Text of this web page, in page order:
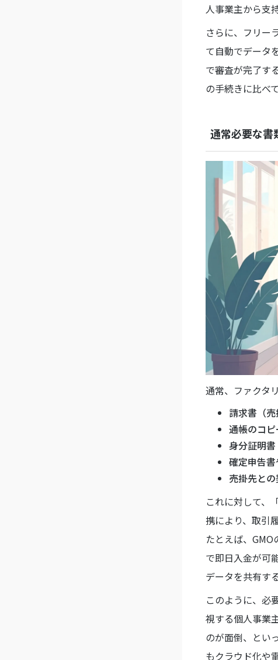
人事業主から支
さらに、フリー
て自動でデータ
で審査が完了す
の手続きに比べ
通常必要な書
通常、ファクタ
請求書（売
通帳のコピ
身分証明書
確定申告書
売掛先と
これに対して、
携により、取引
たとえば、GMO
で即日入金が可
データを共有す
このように、必
視する個人事業
のが面倒、とい
もクラウド化や